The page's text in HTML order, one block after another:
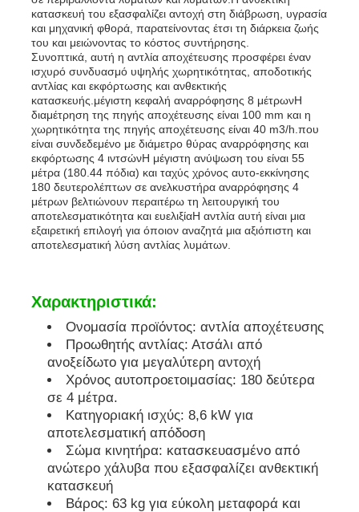
σετ γεννητριών ντίζελ
σύνολο γεννήτριας βενζίνης
Σετ Γεννήτριας Inverter
Φορητό σύνολο γεννήτριας
Σετ βιομηχανικής γεννήτριας
Σετ ψηφιακής γεννήτριας
Δημιουργός ανοιχτού πλαισίου
soundproof σύνολο γεννητριών
γεννήτρια εγχώριας χρήσης
Σύνολο γεννητριών θόλων
κατασκευή του εξασφαλίζει αντοχή στη διάβρωση, υγρασία
και μηχανική φθορά, παρατείνοντας έτσι τη διάρκεια ζωής
του και μειώνοντας το κόστος συντήρησης.
Συνοπτικά, αυτή η αντλία αποχέτευσης προσφέρει έναν
ισχυρό συνδυασμό υψηλής χωρητικότητας, αποδοτικής
αντλίας και εκφόρτωσης και ανθεκτικής
κατασκευής.μέγιστη κεφαλή αναρρόφησης 8 μέτρωνΗ
διαμέτρηση της πηγής αποχέτευσης είναι 100 mm και η
χωρητικότητα της πηγής αποχέτευσης είναι 40 m3/h.που
είναι συνδεδεμένο με διάμετρο θύρας αναρρόφησης και
εκφόρτωσης 4 ιντσώνΗ μέγιστη ανύψωση του είναι 55
μέτρα (180.44 πόδια) και ταχύς χρόνος αυτο-εκκίνησης
180 δευτερολέπτων σε ανελκυστήρα αναρρόφησης 4
μέτρων βελτιώνουν περαιτέρω τη λειτουργική του
αποτελεσματικότητα και ευελιξίαΗ αντλία αυτή είναι μια
εξαιρετική επιλογή για όποιον αναζητά μια αξιόπιστη και
αποτελεσματική λύση αντλίας λυμάτων.
Χαρακτηριστικά:
Ονομασία προϊόντος: αντλία αποχέτευσης
Προωθητής αντλίας: Ατσάλι από
ανοξείδωτο για μεγαλύτερη αντοχή
Χρόνος αυτοπροετοιμασίας: 180 δεύτερα
σε 4 μέτρα.
Κατηγοριακή ισχύς: 8,6 kW για
αποτελεσματική απόδοση
Σώμα κινητήρα: κατασκευασμένο από
ανώτερο χάλυβα που εξασφαλίζει ανθεκτική
κατασκευή
Βάρος: 63 kg για εύκολη μεταφορά και